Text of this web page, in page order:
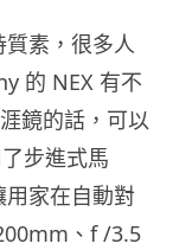
素，很多人
的 NEX 有不
鏡的話，可以
步進式馬
家在自動對
、f /3.5